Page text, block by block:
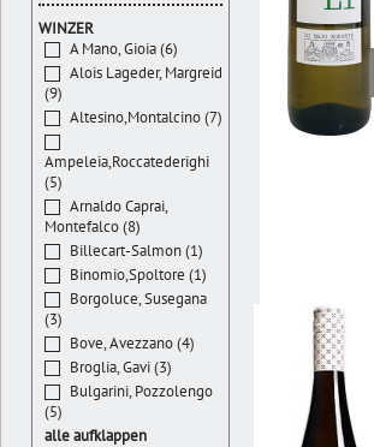
WINZER
A Mano, Gioia (6)
Alois Lageder, Margreid
(9)
Altesino,Montalcino (7)
Ampeleia,Roccatederighi
(5)
Arnaldo Caprai,
Montefalco (8)
Billecart-Salmon (1)
Binomio,Spoltore (1)
Borgoluce, Susegana
(3)
Bove, Avezzano (4)
Broglia, Gavi (3)
Bulgarini, Pozzolengo
(5)
alle aufklappen